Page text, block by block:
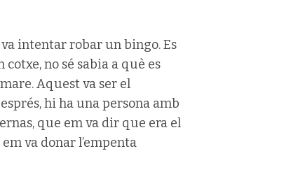
intentar robar un bingo. Es
no sé sabia a què es
Aquest va ser el
hi ha una persona amb
que em va dir que era el
va donar l’empenta